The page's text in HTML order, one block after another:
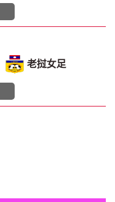
老挝女足